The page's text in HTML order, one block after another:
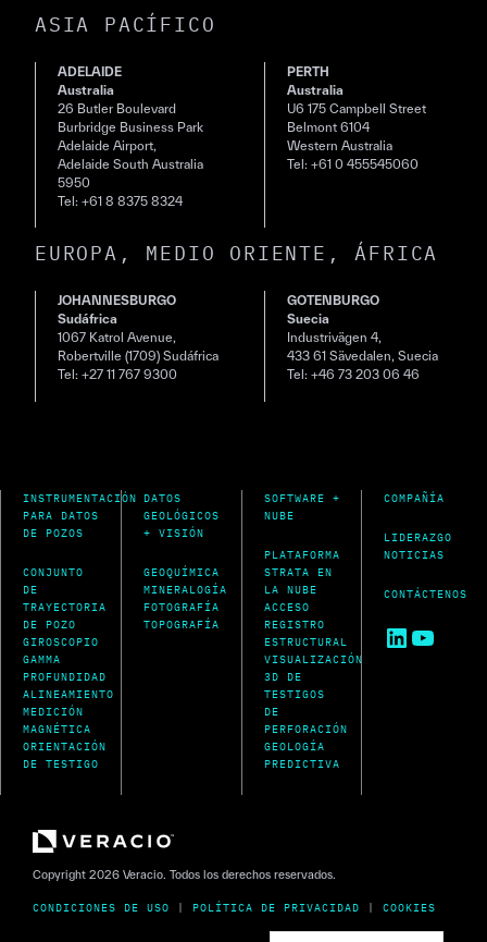
ASIA PACÍFICO
ADELAIDE
Australia
26 Butler Boulevard
Burbridge Business Park
Adelaide Airport,
Adelaide South Australia
5950
Tel: +61 8 8375 8324
PERTH
Australia
U6 175 Campbell Street
Belmont 6104
Western Australia
Tel: +61 0 455545060
EUROPA, MEDIO ORIENTE, ÁFRICA
JOHANNESBURGO
Sudáfrica
1067 Katrol Avenue,
Robertville (1709) Sudáfrica
Tel: +27 11 767 9300
GOTENBURGO
Suecia
Industrivägen 4,
433 61 Sävedalen, Suecia
Tel: +46 73 203 06 46
INSTRUMENTACIÓN
PARA DATOS
DE POZOS
CONJUNTO
DE
TRAYECTORIA
DE POZO
GIROSCOPIO
GAMMA
PROFUNDIDAD
ALINEAMIENTO
MEDICIÓN
MAGNÉTICA
ORIENTACIÓN
DE TESTIGO
DATOS
GEOLÓGICOS
+ VISIÓN
GEOQUÍMICA
MINERALOGÍA
FOTOGRAFÍA
TOPOGRAFÍA
SOFTWARE +
NUBE
PLATAFORMA
STRATA EN
LA NUBE
ACCESO
REGISTRO
ESTRUCTURAL
VISUALIZACIÓN
3D DE
TESTIGOS
DE
PERFORACIÓN
GEOLOGÍA
PREDICTIVA
COMPAÑÍA
LIDERAZGO
NOTICIAS
CONTÁCTENOS
LinkedIn
Copyright 2026 Veracio. Todos los derechos reservados.
CONDICIONES DE USO | POLÍTICA DE PRIVACIDAD | COOKIES